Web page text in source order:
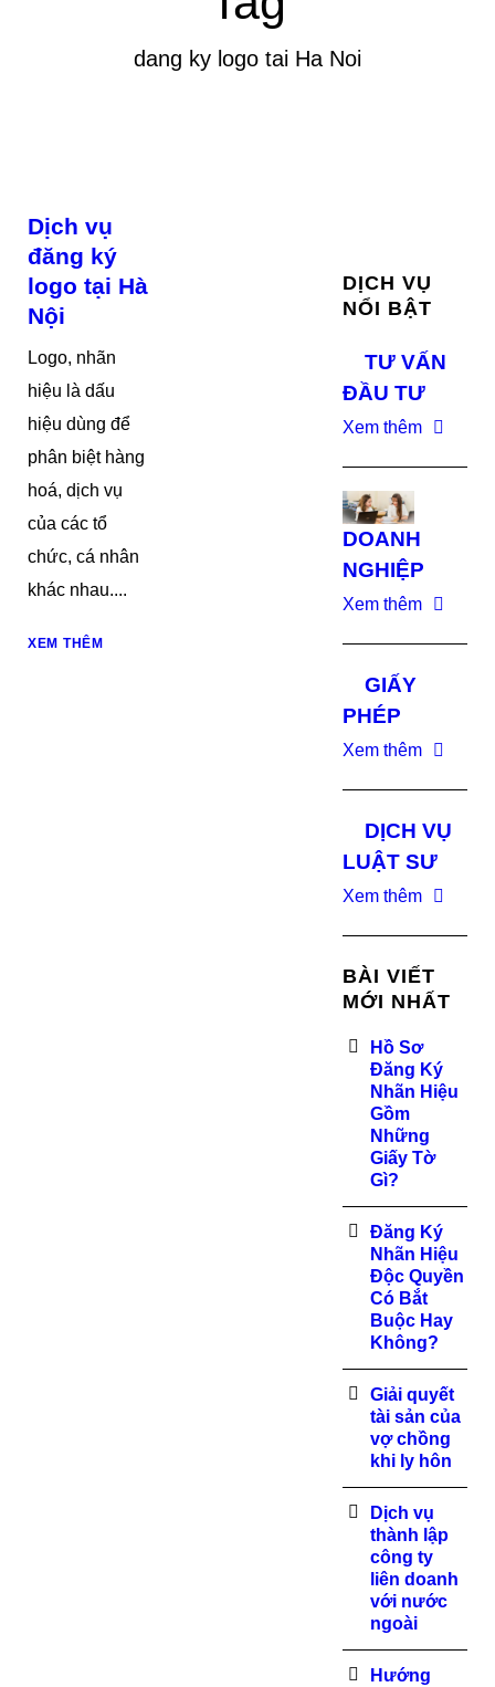
dang ky logo tai Ha Noi
Dịch vụ
đăng ký
logo tại Hà
Nội
Logo, nhãn
hiệu là dấu
hiệu dùng để
phân biệt hàng
hoá, dịch vụ
của các tổ
chức, cá nhân
khác nhau....
XEM THÊM
DỊCH VỤ
NỔI BẬT
TƯ VẤN
ĐẦU TƯ
Xem thêm
DOANH
NGHIỆP
Xem thêm
GIẤY
PHÉP
Xem thêm
DỊCH VỤ
LUẬT SƯ
Xem thêm
BÀI VIẾT
MỚI NHẤT
Hồ Sơ
Đăng Ký
Nhãn Hiệu
Gồm
Những
Giấy Tờ
Gì?
Đăng Ký
Nhãn Hiệu
Độc Quyền
Có Bắt
Buộc Hay
Không?
Giải quyết
tài sản của
vợ chồng
khi ly hôn
Dịch vụ
thành lập
công ty
liên doanh
với nước
ngoài
Hướng